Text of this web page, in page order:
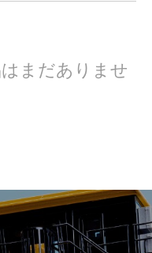
まだありませ